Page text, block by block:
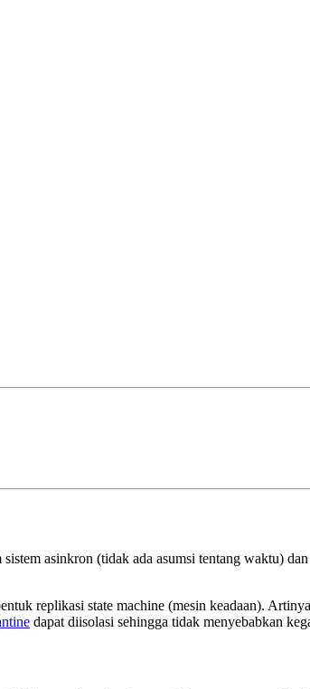
asinkron (tidak ada asumsi tentang waktu)
replikasi state machine (mesin keadaan).
dapat diisolasi sehingga tidak menyebabkan